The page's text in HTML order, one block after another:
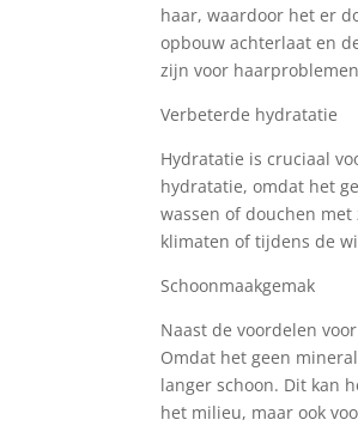
haar, waardoor het er
opbouw achterlaat en
zijn voor
Verbeterde hydratatie
Hydratatie is cruciaal
hydratatie, omdat het
wassen of douchen
klimaten of tijdens de
Schoonmaakgemak
Naast de voordelen
Omdat het geen
langer schoon. Dit kan
het milieu, maar ook